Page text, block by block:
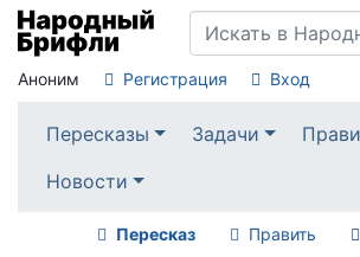
Аноним Регистрация Вход
Пересказы Задачи
Новости
Пересказ Править